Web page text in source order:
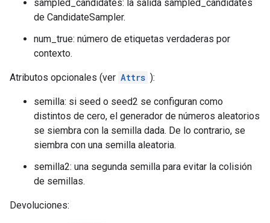
sampled_candidates: la salida sampled_candidates
de CandidateSampler.
num_true: número de etiquetas verdaderas por
contexto.
Atributos opcionales (ver Attrs ):
semilla: si seed o seed2 se configuran como
distintos de cero, el generador de números aleatorios
se siembra con la semilla dada. De lo contrario, se
siembra con una semilla aleatoria.
semilla2: una segunda semilla para evitar la colisión
de semillas.
Devoluciones: